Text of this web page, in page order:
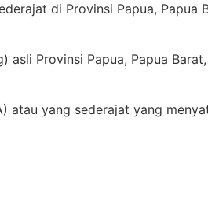
di Provinsi Papua, Papua
Provinsi Papua, Papua
atau yang sederajat yang